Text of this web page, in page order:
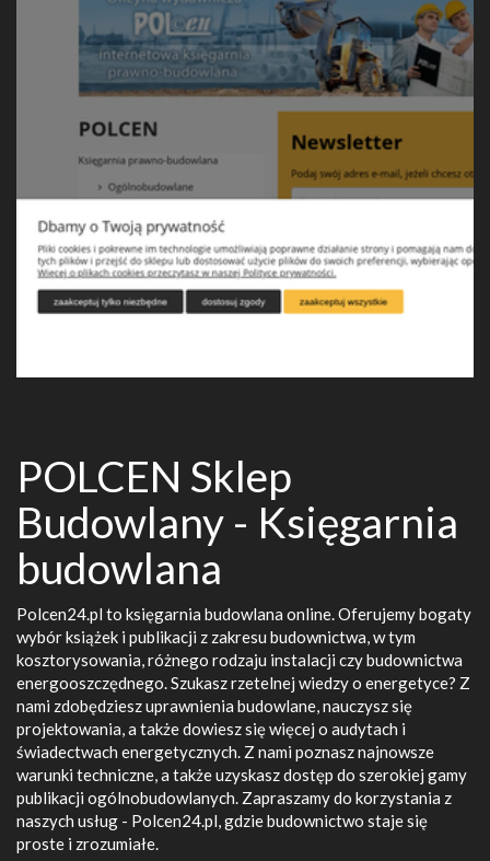
POLCEN Sklep
Budowlany - Księgarnia
budowlana
Polcen24.pl to księgarnia budowlana online. Oferujemy bogaty
wybór książek i publikacji z zakresu budownictwa, w tym
kosztorysowania, różnego rodzaju instalacji czy budownictwa
energooszczędnego. Szukasz rzetelnej wiedzy o energetyce? Z
nami zdobędziesz uprawnienia budowlane, nauczysz się
projektowania, a także dowiesz się więcej o audytach i
świadectwach energetycznych. Z nami poznasz najnowsze
warunki techniczne, a także uzyskasz dostęp do szerokiej gamy
publikacji ogólnobudowlanych. Zapraszamy do korzystania z
naszych usług - Polcen24.pl, gdzie budownictwo staje się
proste i zrozumiałe.